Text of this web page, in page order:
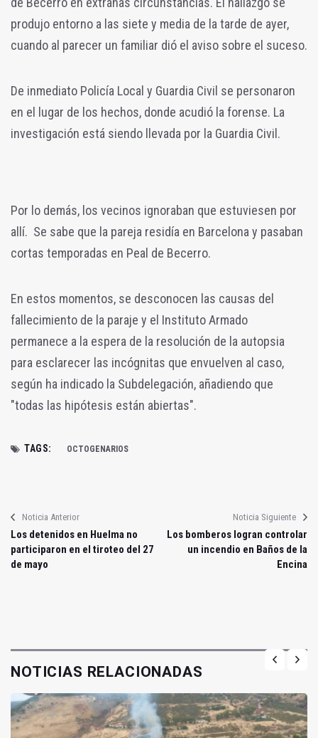
produjo entorno a las siete y media de la tarde de ayer,
cuando al parecer un familiar dió el aviso sobre el suceso.
De inmediato Policía Local y Guardia Civil se personaron
en el lugar de los hechos, donde acudió la forense. La
investigación está siendo llevada por la Guardia Civil.
Por lo demás, los vecinos ignoraban que estuviesen por
allí. Se sabe que la pareja residía en Barcelona y pasaban
cortas temporadas en Peal de Becerro.
En estos momentos, se desconocen las causas del
fallecimiento de la paraje y el Instituto Armado
permanece a la espera de la resolución de la autopsia
para esclarecer las incógnitas que envuelven al caso,
según ha indicado la Subdelegación, añadiendo que
"todas las hipótesis están abiertas".
TAGS: OCTOGENARIOS
Noticia Anterior
Los detenidos en Huelma no
participaron en el tiroteo del 27
de mayo
Noticia Siguiente
Los bomberos logran controlar
un incendio en Baños de la
Encina
NOTICIAS RELACIONADAS